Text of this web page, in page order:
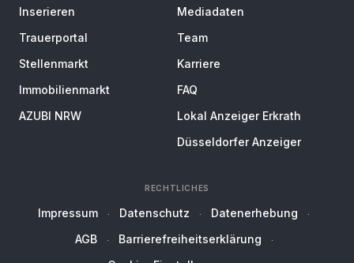
Inserieren
Trauerportal
Stellenmarkt
Immobilienmarkt
AZUBI NRW
Mediadaten
Team
Karriere
FAQ
Lokal Anzeiger Erkrath
Düsseldorfer Anzeiger
RECHTLICHES
Impressum Datenschutz
Datenerhebung
AGB
Barrierefreiheitserklärung